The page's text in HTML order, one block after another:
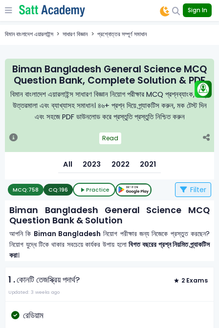
Sign In
বিমান বাংলাদেশ এয়ারলাইন্স সাধারণ বিজ্ঞান প্রশ্নোত্তর সম্পূর্ণ সমাধান
Biman Bangladesh General Science MCQ
Question Bank, Complete Solution & PDF
বিমান বাংলাদেশ এয়ারলাইন্স সাধারণ বিজ্ঞান নিয়োগ পরীক্ষার MCQ প্রশ্নব্যাংক, নির্ভুল
উত্তরমালা এবং ব্যাখ্যাসহ সমাধান। ৪৬+ প্রশ্ন দিয়ে প্র্যাকটিস করুন, মক টেস্ট দিন
এবং সহজে PDF ডাউনলোড করে প্রস্তুতি প্রস্তুতি নিশ্চিত করুন
Read
All 2023 2022 2021
MCQ:758 CQ:196 Practice Filter
Biman Bangladesh General Science MCQ
Question Bank & Solution
আপনি কি Biman Bangladesh নিয়োগ পরীক্ষার জন্য নিজেকে প্রস্তুত করছেন?
নিয়োগ যুদ্ধে টিকে থাকার সবচেয়ে কার্যকর উপায় হলোবিগত বছরের প্রশ্ন নিয়মিত প্র্যাকটিস
করা।
1 .কোনটি তেজস্ক্রিয় পদার্থ? 2 Exams
Updated: 3 weeks ago
রেডিয়াম